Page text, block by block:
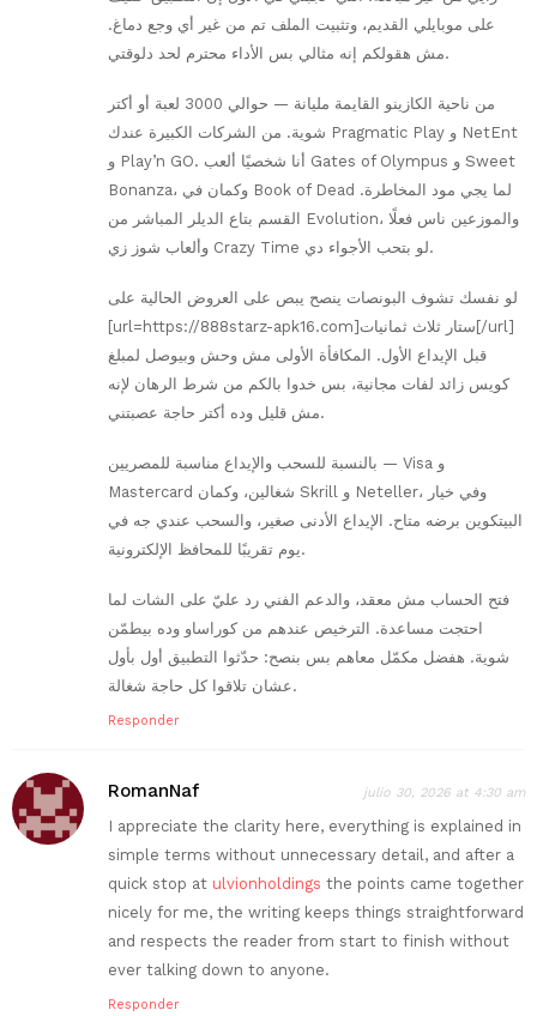
على موبايلي القديم، وتثبيت الملف تم من غير أي وجع دماغ.
مش هقولكم إنه مثالي بس الأداء محترم لحد دلوقتي.
من ناحية الكازينو القايمة مليانة — حوالي 3000 لعبة أو أكتر
شوية. من الشركات الكبيرة عندك Pragmatic Play و NetEnt
و Play’n GO. أنا شخصيًا ألعب Gates of Olympus و Sweet
Bonanza، وكمان في Book of Dead لما يجي مود المخاطرة.
القسم بتاع الديلر المباشر من Evolution، والموزعين ناس فعلًا
وألعاب شوز زي Crazy Time لو بتحب الأجواء دي.
لو نفسك تشوف البونصات ينصح يبص على العروض الحالية على
[url=https://888starz-apk16.com]ستار ثلاث ثمانيات[/url]
قبل الإيداع الأول. المكافأة الأولى مش وحش وبيوصل لمبلغ
كويس زائد لفات مجانية، بس خدوا بالكم من شرط الرهان لإنه
مش قليل وده أكتر حاجة عصبتني.
بالنسبة للسحب والإيداع مناسبة للمصريين — Visa و
Mastercard شغالين، وكمان Skrill و Neteller، وفي خيار
البيتكوين برضه متاح. الإيداع الأدنى صغير، والسحب عندي جه في
يوم تقريبًا للمحافظ الإلكترونية.
فتح الحساب مش معقد، والدعم الفني رد عليّ على الشات لما
احتجت مساعدة. الترخيص عندهم من كوراساو وده بيطمّن
شوية. هفضل مكمّل معاهم بس بنصح: حدّثوا التطبيق أول بأول
عشان تلاقوا كل حاجة شغالة.
Responder
RomanNaf julio 30, 2026 at 4:30 am
I appreciate the clarity here, everything is explained in
simple terms without unnecessary detail, and after a
quick stop at ulvionholdings the points came together
nicely for me, the writing keeps things straightforward
and respects the reader from start to finish without
ever talking down to anyone.
Responder